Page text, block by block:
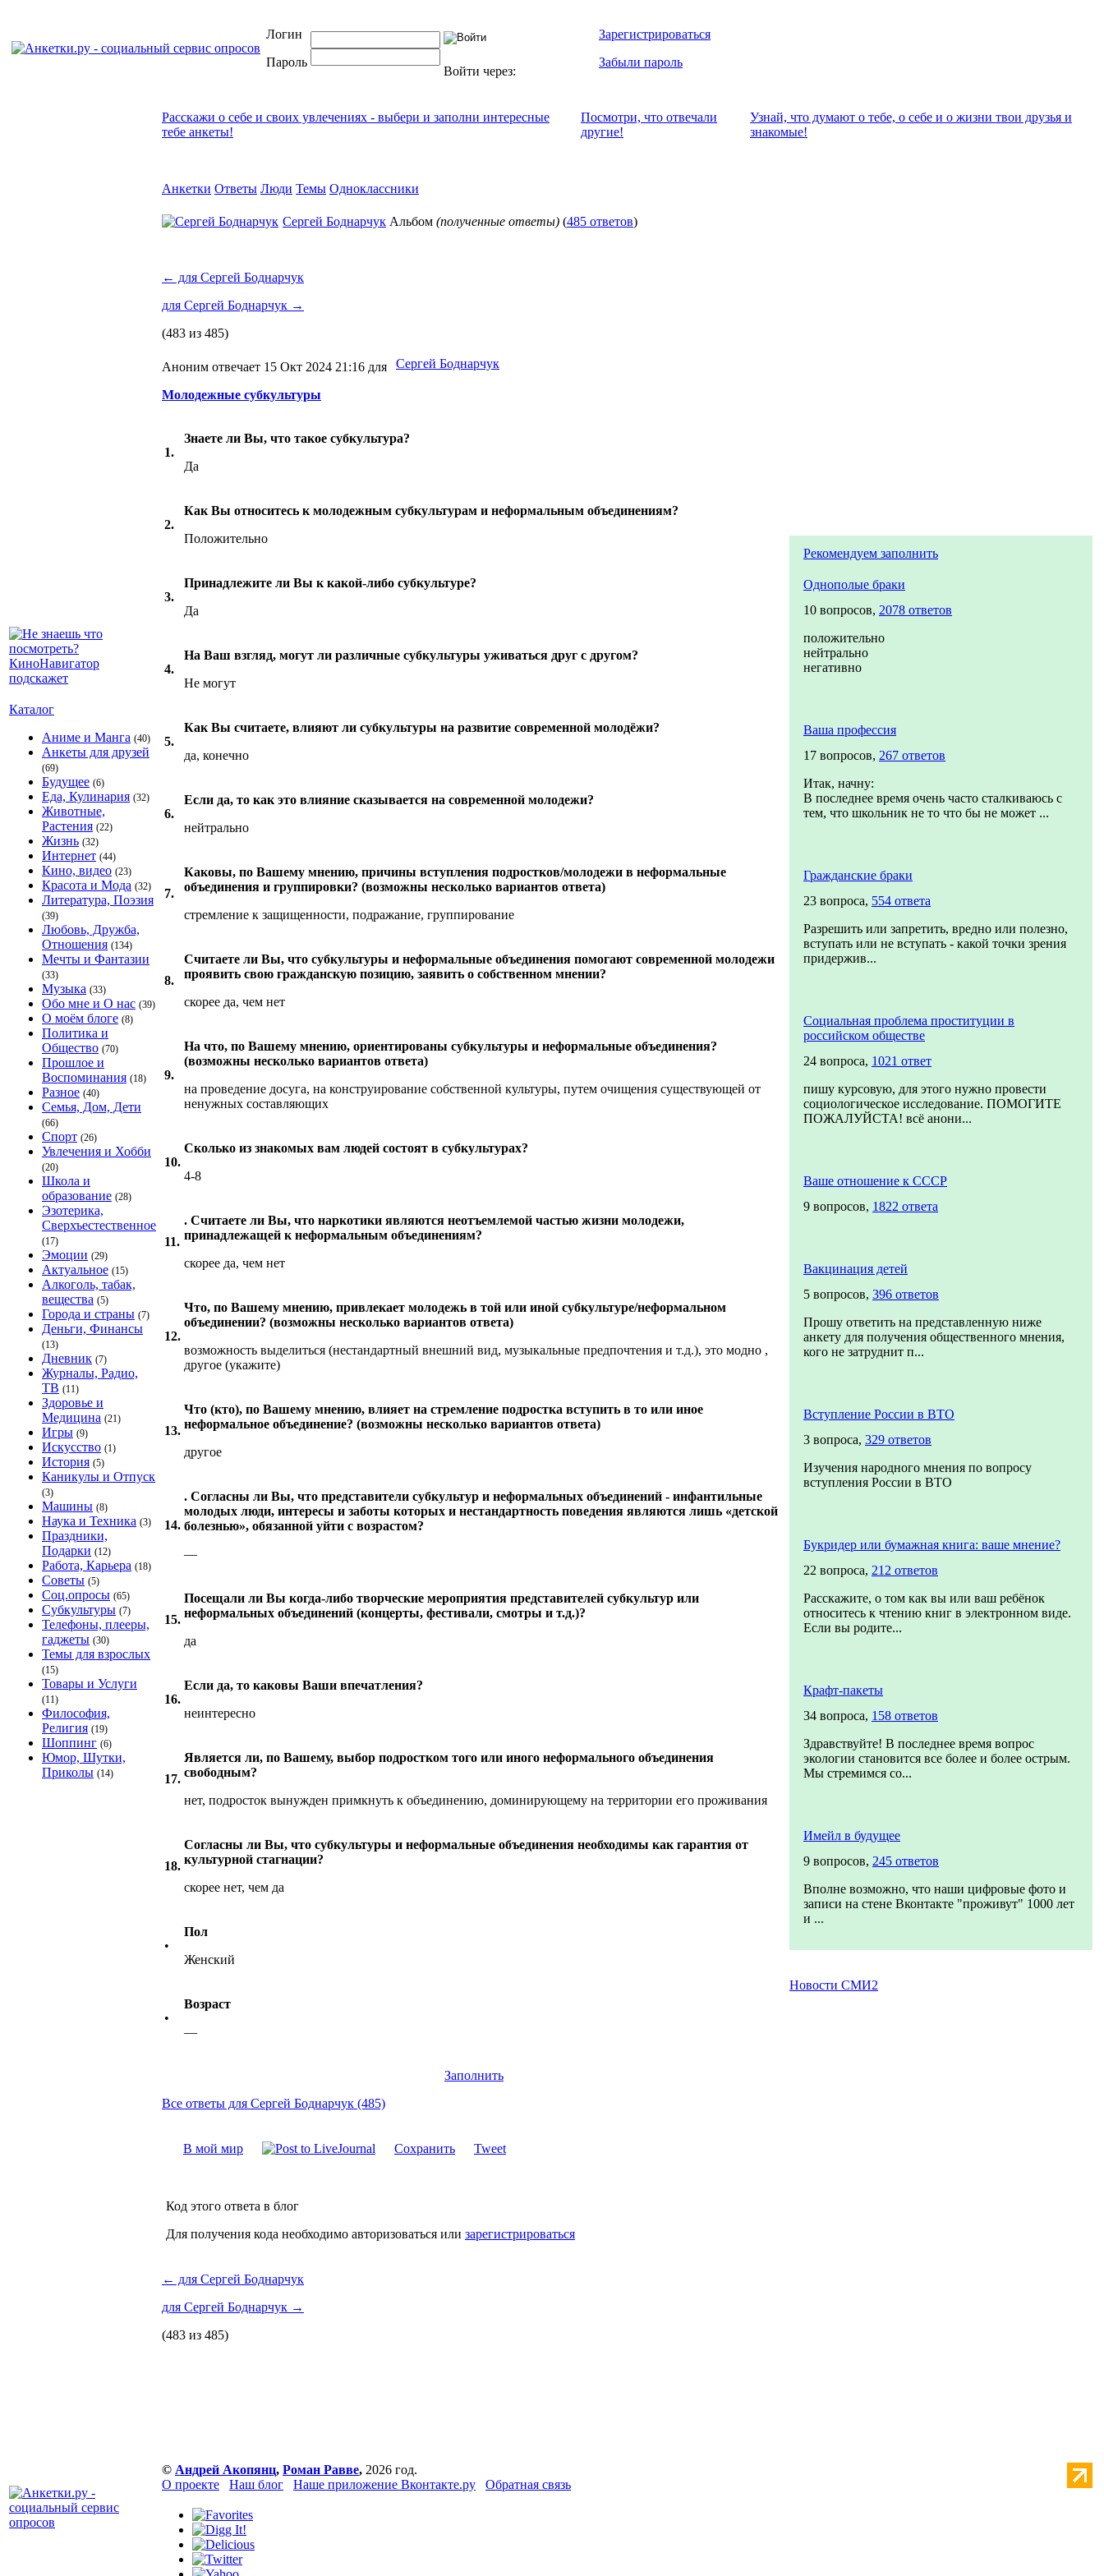
Логин
Пароль
Войти через:
Зарегистрироваться
Забыли пароль
Каталог
Аниме и Манга (40)
Анкеты для друзей
(69)
Будущее (6)
Еда, Кулинария (32)
Животные,
Растения (22)
Жизнь (32)
Интернет (44)
Кино, видео (23)
Красота и Мода (32)
Литература, Поэзия
(39)
Любовь, Дружба,
Отношения (134)
Мечты и Фантазии
(33)
Музыка (33)
Обо мне и О нас (39)
О моём блоге (8)
Политика и
Общество (70)
Прошлое и
Воспоминания (18)
Разное (40)
Семья, Дом, Дети
(66)
Спорт (26)
Увлечения и Хобби
(20)
Школа и
образование (28)
Эзотерика,
Сверхъестественное
(17)
Эмоции (29)
Актуальное (15)
Алкоголь, табак,
вещества (5)
Города и страны (7)
Деньги, Финансы
(13)
Дневник (7)
Журналы, Радио,
ТВ (11)
Здоровье и
Медицина (21)
Игры (9)
Искусство (1)
История (5)
Каникулы и Отпуск
(3)
Машины (8)
Наука и Техника (3)
Праздники,
Подарки (12)
Работа, Карьера (18)
Советы (5)
Соц.опросы (65)
Субкультуры (7)
Телефоны, плееры,
гаджеты (30)
Темы для взрослых
(15)
Товары и Услуги
(11)
Философия,
Религия (19)
Шоппинг (6)
Юмор, Шутки,
Приколы (14)
Расскажи о себе и своих увлечениях - выбери и заполни интересные
тебе анкеты!
Посмотри, что отвeчали
другие!
Узнай, что думают о тебе, о себе и о жизни твои друзья и
знакомые!
Анкетки Ответы Люди Темы Одноклассники
Сергей Боднарчук Альбом (полученные ответы) (485 ответов)
← для Сергей Боднарчук
для Сергей Боднарчук →
(483 из 485)
Аноним отвечает 15 Окт 2024 21:16 для Сергей Боднарчук
Молодежные субкультуры
1.
Знаете ли Вы, что такое субкультура?
Да
2.
Как Вы относитесь к молодежным субкультурам и неформальным объединениям?
Положительно
3.
Принадлежите ли Вы к какой-либо субкультуре?
Да
4.
На Ваш взгляд, могут ли различные субкультуры уживаться друг с другом?
Не могут
5.
Как Вы считаете, влияют ли субкультуры на развитие современной молодёжи?
да, конечно
6.
Если да, то как это влияние сказывается на современной молодежи?
нейтрально
7.
Каковы, по Вашему мнению, причины вступления подростков/молодежи в неформальные
объединения и группировки? (возможны несколько вариантов ответа)
стремление к защищенности, подражание, группирование
8.
Считаете ли Вы, что субкультуры и неформальные объединения помогают современной молодежи
проявить свою гражданскую позицию, заявить о собственном мнении?
скорее да, чем нет
9.
На что, по Вашему мнению, ориентированы субкультуры и неформальные объединения?
(возможны несколько вариантов ответа)
на проведение досуга, на конструирование собственной культуры, путем очищения существующей от
ненужных составляющих
10.
Сколько из знакомых вам людей состоят в субкультурах?
4-8
11.
. Считаете ли Вы, что наркотики являются неотъемлемой частью жизни молодежи,
принадлежащей к неформальным объединениям?
скорее да, чем нет
12.
Что, по Вашему мнению, привлекает молодежь в той или иной субкультуре/неформальном
объединении? (возможны несколько вариантов ответа)
возможность выделиться (нестандартный внешний вид, музыкальные предпочтения и т.д.), это модно ,
другое (укажите)
13.
Что (кто), по Вашему мнению, влияет на стремление подростка вступить в то или иное
неформальное объединение? (возможны несколько вариантов ответа)
другое
14.
. Согласны ли Вы, что представители субкультур и неформальных объединений - инфантильные
молодых люди, интересы и заботы которых и нестандартность поведения являются лишь «детской
болезнью», обязанной уйти с возрастом?
—
15.
Посещали ли Вы когда-либо творческие мероприятия представителей субкультур или
неформальных объединений (концерты, фестивали, смотры и т.д.)?
да
16.
Если да, то каковы Ваши впечатления?
неинтересно
17.
Является ли, по Вашему, выбор подростком того или иного неформального объединения
свободным?
нет, подросток вынужден примкнуть к объединению, доминирующему на территории его проживания
18.
Согласны ли Вы, что субкультуры и неформальные объединения необходимы как гарантия от
культурной стагнации?
скорее нет, чем да
•
Пол
Женский
•
Возраст
—
Заполнить
Все ответы для Сергей Боднарчук (485)
В мой мир Сохранить Tweet
Код этого ответа в блог
Для получения кода необходимо авторизоваться или зарегистрироваться
← для Сергей Боднарчук
для Сергей Боднарчук →
(483 из 485)
Рекомендуем заполнить
Однополые браки
10 вопросов, 2078 ответов
положительно
нейтрально
негативно
Ваша профессия
17 вопросов, 267 ответов
Итак, начну:
В последнее время очень часто сталкиваюсь с
тем, что школьник не то что бы не может ...
Гражданские браки
23 вопроса, 554 ответа
Разрешить или запретить, вредно или полезно,
вступать или не вступать - какой точки зрения
придержив...
Социальная проблема проституции в
российском обществе
24 вопроса, 1021 ответ
пишу курсовую, для этого нужно провести
социологическое исследование. ПОМОГИТЕ
ПОЖАЛУЙСТА! всё анони...
Ваше отношение к СССР
9 вопросов, 1822 ответа
Вакцинация детей
5 вопросов, 396 ответов
Прошу ответить на представленную ниже
анкету для получения общественного мнения,
кого не затруднит п...
Вступление России в ВТО
3 вопроса, 329 ответов
Изучения народного мнения по вопросу
вступления России в ВТО
Букридер или бумажная книга: ваше мнение?
22 вопроса, 212 ответов
Расскажите, о том как вы или ваш ребёнок
относитесь к чтению книг в электронном виде.
Если вы родите...
Крафт-пакеты
34 вопроса, 158 ответов
Здравствуйте! В последнее время вопрос
экологии становится все более и более острым.
Мы стремимся со...
Имейл в будущее
9 вопросов, 245 ответов
Вполне возможно, что наши цифровые фото и
записи на стене Вконтакте "проживут" 1000 лет
и ...
Новости СМИ2
© Андрей Акопянц, Роман Равве, 2026 год.
О проекте
Наш блог Наше приложение Вконтакте.ру Обратная связь